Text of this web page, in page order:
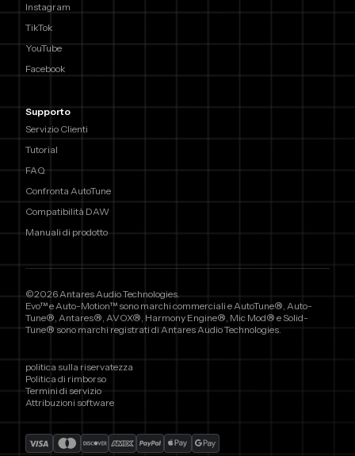
Instagram
TikTok
YouTube
Facebook
Supporto
Servizio Clienti
Tutorial
FAQ
Confronta AutoTune
Compatibilità DAW
Manuali di prodotto
©2026 Antares Audio Technologies.
Evo™ e Auto-Motion™ sono marchi commerciali e AutoTune®, Auto-
Tune®, Antares®, AVOX®, Harmony Engine®, Mic Mod® e Solid-
Tune® sono marchi registrati di Antares Audio Technologies.
politica sulla riservatezza
Politica di rimborso
Termini di servizio
Attribuzioni software